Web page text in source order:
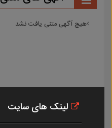
هیچ آگهی متنی یافت نشد
لینک های سایت